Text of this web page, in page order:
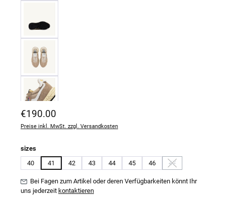
Regulärer Preis:
€190.00
Preise inkl. MwSt. zzgl. Versandkosten
sizesauswählen
40
41 42 43 44 45 46 47
(Diese Option ist
Bei Fagen zum Artikel oder deren Verfügbarkeiten könnt Ihr
uns jederzeit kontaktieren